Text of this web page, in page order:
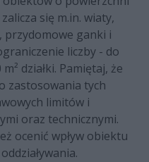
się m.in. wiaty,
przydomowe ganki i
liczby - do
działki. Pamiętaj, że
zastosowania tych
limitów i
oraz technicznymi.
ocenić wpływ obiektu